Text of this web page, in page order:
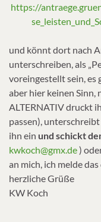
https://
und könnt dort nach
unterschreiben, als
voreingestellt sein, es
aber hier keinen
ALTERNATIV druckt
passen),
ihn ein und schickt
kwkoch@gmx.de)
an mich, ich melde
herzliche Grüße
KW Koch